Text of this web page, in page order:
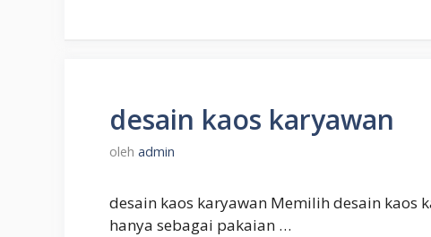
desain kaos karyawan
oleh admin
desain kaos karyawan Memilih desain kaos
hanya sebagai pakaian …